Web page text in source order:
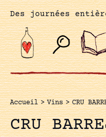
Des journées
Accueil > Vins > CRU
CRU